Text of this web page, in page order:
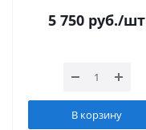
5 750 руб./шт
В корзину